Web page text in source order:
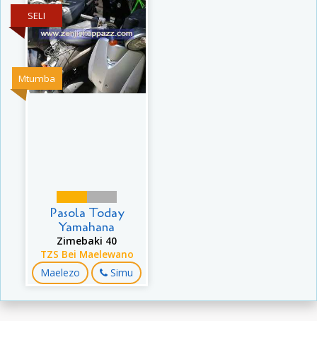
Mtumba
SELI
Pasola Today
Yamahana
Zimebaki 40
TZS Bei Maelewano
Maelezo Simu